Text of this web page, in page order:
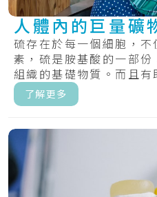
人體內的巨量礦
硫存在於每一個細胞，
素，硫是胺基酸的一部份
組織的基礎物質。而且
甲的.....
了解更多